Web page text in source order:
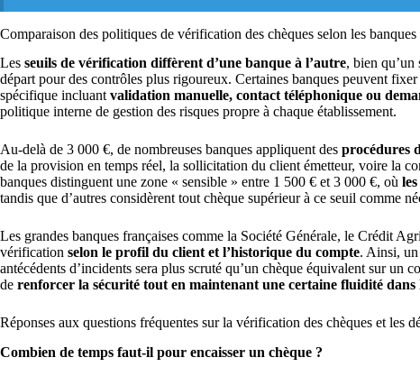
Comparaison des politiques de vérification des chèques selon les banques
Les seuils de vérification diffèrent d’une banque à l’autre, bien
départ pour des contrôles plus rigoureux. Certaines banques peuvent
spécifique incluantvalidation manuelle, contact téléphonique ou
politique interne de gestion des risques propre à chaque établissement.
Au-delà de 3 000 €, de nombreuses banques appliquent des procédures
de la provision en temps réel, la sollicitation du client émetteur, voire la
banques distinguent une zone « sensible » entre 1 500 € et 3 000 €, où
tandis que d’autres considèrent tout chèque supérieur à ce seuil comme
Les grandes banques françaises comme la Société Générale, le Crédit
vérification selon le profil du client et l’historique du compte. Ainsi,
antécédents d’incidents sera plus scruté qu’un chèque équivalent sur un
de renforcer la sécurité tout en maintenant une certaine fluidité dans
Réponses aux questions fréquentes sur la vérification des chèques et les
Combien de temps faut-il pour encaisser un chèque ?